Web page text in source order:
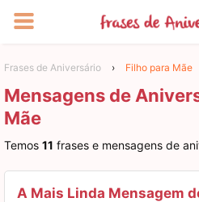
Frases de Aniversário › Filho para Mãe
Mensagens de
Mãe
Temos 11 frases e mensagens de
A Mais Linda Mensagem